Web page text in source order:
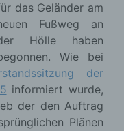
das Geländer am
Fußweg an
Hölle haben
Wie bei
der
informiert wurde,
der den Auftrag
Plänen